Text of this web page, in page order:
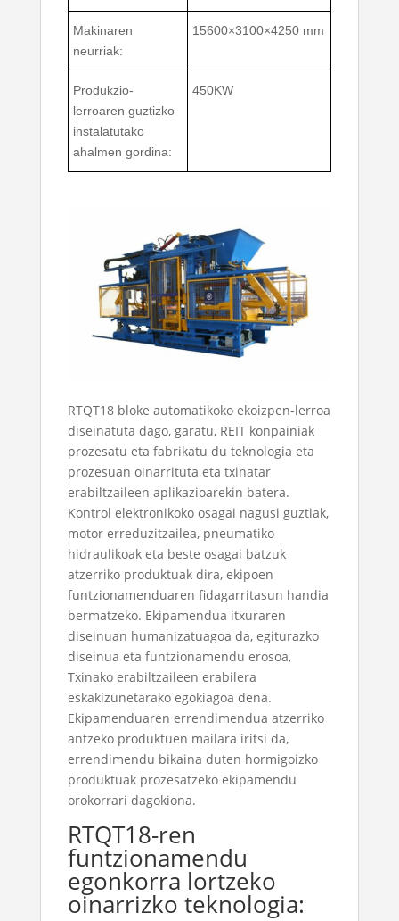
Makinaren
neurriak:
15600×3100×4250 mm
Produkzio-
lerroaren guztizko
instalatutako
ahalmen gordina:
450KW
RTQT18 bloke automatikoko ekoizpen-lerroa
diseinatuta dago, garatu, REIT konpainiak
prozesatu eta fabrikatu du teknologia eta
prozesuan oinarrituta eta txinatar
erabiltzaileen aplikazioarekin batera.
Kontrol elektronikoko osagai nagusi guztiak,
motor erreduzitzailea, pneumatiko
hidraulikoak eta beste osagai batzuk
atzerriko produktuak dira, ekipoen
funtzionamenduaren fidagarritasun handia
bermatzeko. Ekipamendua itxuraren
diseinuan humanizatuagoa da, egiturazko
diseinua eta funtzionamendu erosoa,
Txinako erabiltzaileen erabilera
eskakizunetarako egokiagoa dena.
Ekipamenduaren errendimendua atzerriko
antzeko produktuen mailara iritsi da,
errendimendu bikaina duten hormigoizko
produktuak prozesatzeko ekipamendu
orokorrari dagokiona.
RTQT18-ren
funtzionamendu
egonkorra lortzeko
oinarrizko teknologia: